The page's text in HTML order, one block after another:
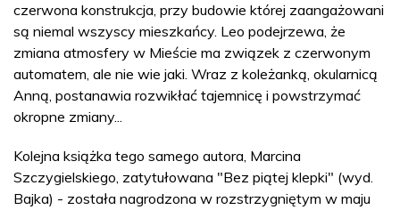
czerwona konstrukcja, przy budowie której zaangażowani
są niemal wszyscy mieszkańcy. Leo podejrzewa, że
zmiana atmosfery w Mieście ma związek z czerwonym
automatem, ale nie wie jaki. Wraz z koleżanką, okularnicą
Anną, postanawia rozwikłać tajemnicę i powstrzymać
okropne zmiany...
Kolejna książka tego samego autora, Marcina
Szczygielskiego, zatytułowana "Bez piątej klepki" (wyd.
Bajka) - została nagrodzona w rozstrzygniętym w maju